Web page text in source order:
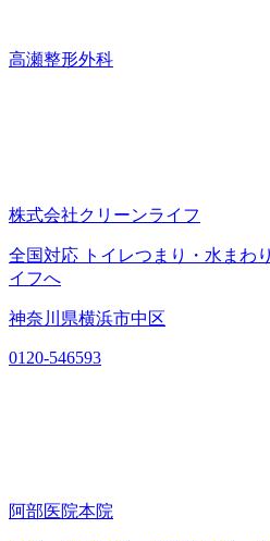
高瀬整形外科
株式会社クリーンライフ
全国対応 トイレつまり・水まわ
イフへ
神奈川県横浜市中区
0120-546593
阿部医院本院